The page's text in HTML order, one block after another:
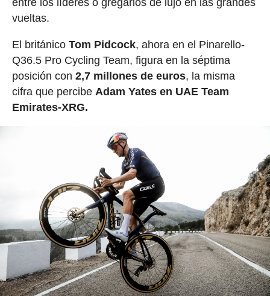
vueltas.
El británico Tom Pidcock, ahora en el Pinarello-
Q36.5 Pro Cycling Team, figura en la séptima
posición con 2,7 millones de euros, la misma
cifra que percibe Adam Yates en UAE Team
Emirates-XRG.